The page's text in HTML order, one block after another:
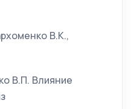
В.К.,
В.П. Влияние